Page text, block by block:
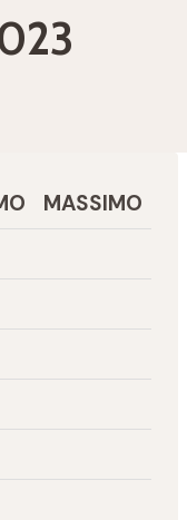
MASSIMO